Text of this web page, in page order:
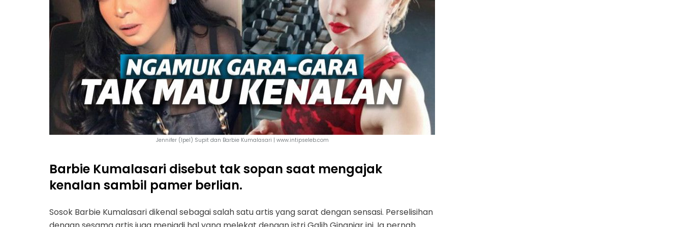
Jennifer (Ipel) Supit dan Barbie Kumalasari | www.intipseleb.com
Barbie Kumalasari disebut tak sopan saat mengajak
kenalan sambil pamer berlian.
Sosok Barbie Kumalasari dikenal sebagai salah satu artis yang sarat dengan sensasi. Perselisihan